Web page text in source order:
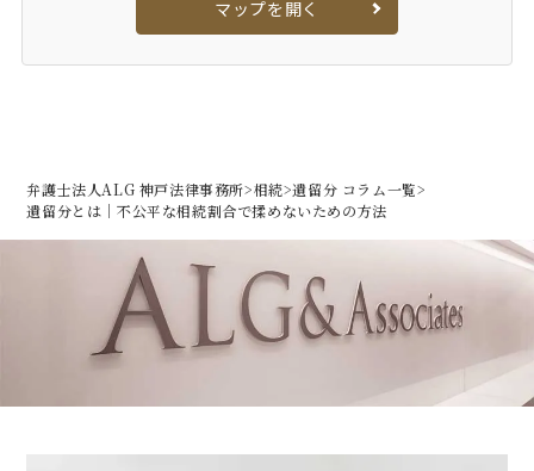
マップを開く
弁護士法人ALG 神戸法律事務所>相続>遺留分 コラム一覧>
遺留分とは｜不公平な相続割合で揉めないための方法